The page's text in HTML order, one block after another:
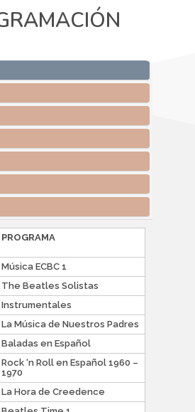
PROGRAMA
Música ECBC 1
The Beatles Solistas
Instrumentales
La Música de Nuestros Padres
Baladas en Español
Rock ‘n Roll en Español 1960 –
1970
La Hora de Creedence